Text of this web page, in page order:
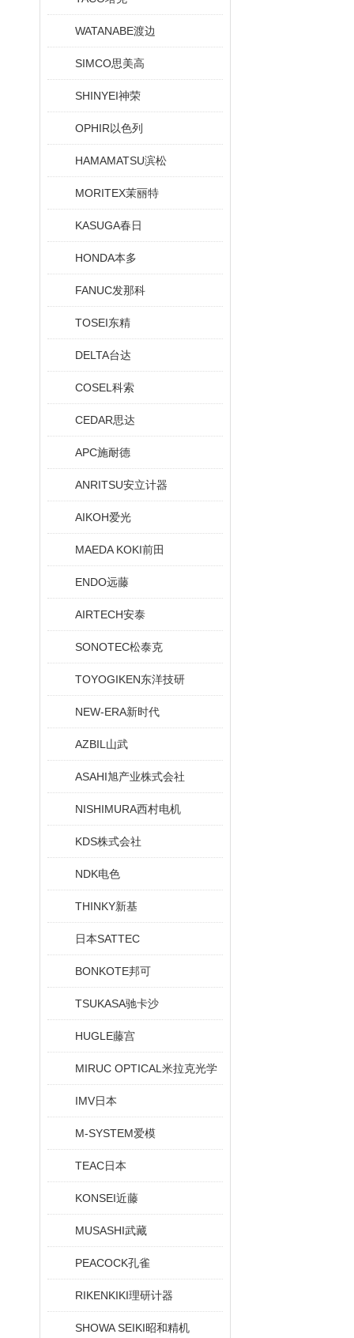
WATANABE渡边
SIMCO思美高
SHINYEI神荣
OPHIR以色列
HAMAMATSU滨松
MORITEX茉丽特
KASUGA春日
HONDA本多
FANUC发那科
TOSEI东精
DELTA台达
COSEL科索
CEDAR思达
APC施耐德
ANRITSU安立计器
AIKOH爱光
MAEDA KOKI前田
ENDO远藤
AIRTECH安泰
SONOTEC松泰克
TOYOGIKEN东洋技研
NEW-ERA新时代
AZBIL山武
ASAHI旭产业株式会社
NISHIMURA西村电机
KDS株式会社
NDK电色
THINKY新基
日本SATTEC
BONKOTE邦可
TSUKASA驰卡沙
HUGLE藤宫
MIRUC OPTICAL米拉克光学
IMV日本
M-SYSTEM爱模
TEAC日本
KONSEI近藤
MUSASHI武藏
PEACOCK孔雀
RIKENKIKI理研计器
SHOWA SEIKI昭和精机